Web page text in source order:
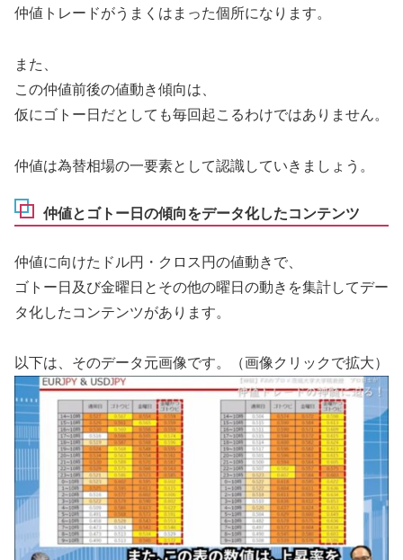
仲値トレードがうまくはまった個所になります。
また、
この仲値前後の値動き傾向は、
仮にゴトー日だとしても毎回起こるわけではありません。
仲値は為替相場の一要素として認識していきましょう。
仲値とゴトー日の傾向をデータ化したコンテンツ
仲値に向けたドル円・クロス円の値動きで、
ゴトー日及び金曜日とその他の曜日の動きを集計してデー
タ化したコンテンツがあります。
以下は、そのデータ元画像です。（画像クリックで拡大）